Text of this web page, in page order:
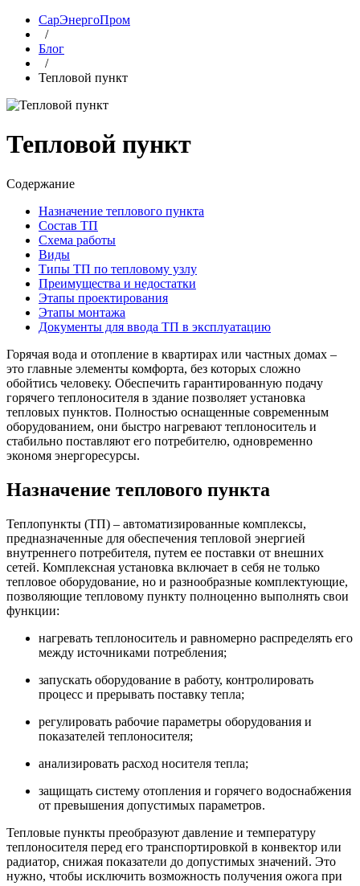
СарЭнергоПром
/
Блог
/
Тепловой пункт
Тепловой пункт
Содержание
Назначение теплового пункта
Состав ТП
Схема работы
Виды
Типы ТП по тепловому узлу
Преимущества и недостатки
Этапы проектирования
Этапы монтажа
Документы для ввода ТП в эксплуатацию
Горячая вода и отопление в квартирах или частных домах –
это главные элементы комфорта, без которых сложно
обойтись человеку. Обеспечить гарантированную подачу
горячего теплоносителя в здание позволяет установка
тепловых пунктов. Полностью оснащенные современным
оборудованием, они быстро нагревают теплоноситель и
стабильно поставляют его потребителю, одновременно
экономя энергоресурсы.
Назначение теплового пункта
Теплопункты (ТП) – автоматизированные комплексы,
предназначенные для обеспечения тепловой энергией
внутреннего потребителя, путем ее поставки от внешних
сетей. Комплексная установка включает в себя не только
тепловое оборудование, но и разнообразные комплектующие,
позволяющие тепловому пункту полноценно выполнять свои
функции:
нагревать теплоноситель и равномерно распределять его
между источниками потребления;
запускать оборудование в работу, контролировать
процесс и прерывать поставку тепла;
регулировать рабочие параметры оборудования и
показателей теплоносителя;
анализировать расход носителя тепла;
защищать систему отопления и горячего водоснабжения
от превышения допустимых параметров.
Тепловые пункты преобразуют давление и температуру
теплоносителя перед его транспортировкой в конвектор или
радиатор, снижая показатели до допустимых значений. Это
нужно, чтобы исключить возможность получения ожога при